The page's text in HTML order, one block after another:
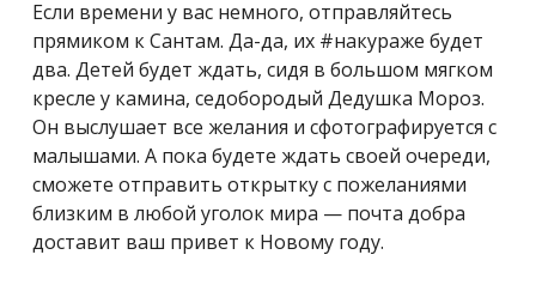
Если времени у вас немного, отправляйтесь
прямиком к Сантам. Да-да, их #накураже будет
два. Детей будет ждать, сидя в большом мягком
кресле у камина, седобородый Дедушка Мороз.
Он выслушает все желания и сфотографируется с
малышами. А пока будете ждать своей очереди,
сможете отправить открытку с пожеланиями
близким в любой уголок мира — почта добра
доставит ваш привет к Новому году.